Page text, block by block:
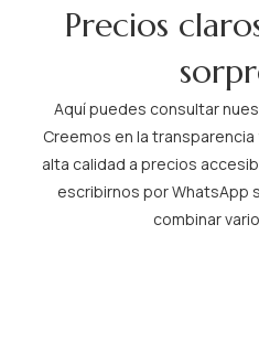
Precios
Aquí puedes consultar
Creemos en la
alta calidad a precios
escribirnos por WhatsApp
combinar